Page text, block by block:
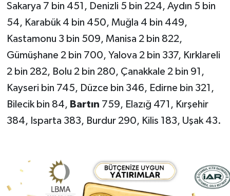
Sakarya 7 bin 451, Denizli 5 bin 224, Aydın 5 bin
54, Karabük 4 bin 450, Muğla 4 bin 449,
Kastamonu 3 bin 509, Manisa 2 bin 822,
Gümüşhane 2 bin 700, Yalova 2 bin 337, Kırklareli
2 bin 282, Bolu 2 bin 280, Çanakkale 2 bin 91,
Kayseri bin 745, Düzce bin 346, Edirne bin 321,
Bilecik bin 84, Bartın 759, Elazığ 471, Kırşehir
384, Isparta 383, Burdur 290, Kilis 183, Uşak 43.